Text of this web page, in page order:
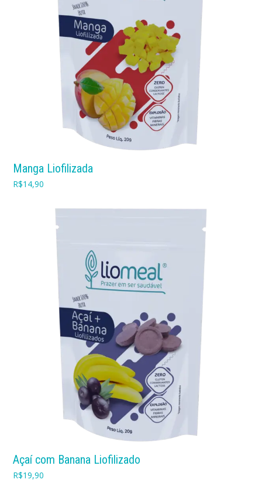
Manga Liofilizada
R$14,90
Açaí com Banana Liofilizado
R$19,90